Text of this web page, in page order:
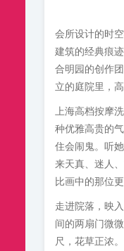
会所设计的时
建筑的经典痕
合明园的创作
立的庭院里，
上海高档按摩
种优雅高贵的
住会闹鬼。听
来天真、迷人
比画中的那位
走进院落，映
间的两扇门微
尺，花草正浓